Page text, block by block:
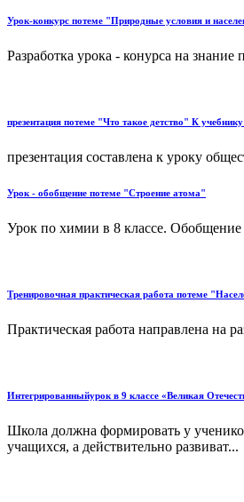
Урок-конкурс потеме "Природные условия и
Разработка урока - конурса на
презентация потеме "Что такое детство" К
презентация составлена к уроку
Урок - обобщение потеме "Строение атома"
Урок по химии в 8 классе. Обобщение
Тренировочная практическая работа потеме
Практическая работа направлена на
Интегрированныйурок в 9 классе «Великая
Школа должна формировать у
учащихся, а действительно развиват...